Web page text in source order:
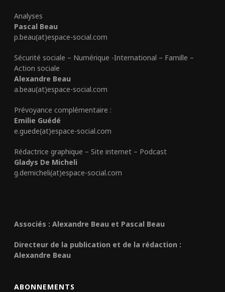
Analyses
Pascal Beau
p.beau(at)espace-social.com
Sécurité sociale – Numérique -International – Famille –
Action sociale
Alexandre Beau
a.beau(at)espace-social.com
Prévoyance complémentaire :
Emilie Guédé
e.guede(at)espace-social.com
Rédactrice graphique – Site internet – Podcast
Gladys De Micheli
g.demicheli(at)espace-social.com
Associés : Alexandre Beau et Pascal Beau
Directeur de la publication et de la rédaction :
Alexandre Beau
ABONNEMENTS